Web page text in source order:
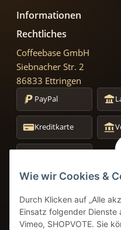
Wie wir Cookies &
Durch Klicken auf „Alle
Einsatz folgender Dienste
Vimeo, SHOPVOTE. Sie
Informationen
Rechtliches
Coffeebase GmbH
Siebnacher Str. 2
86833 Ettringen
PayPal
Kreditkarte
+49 8249 9691934
info@coffeebase-
24h Verfügbarkeit